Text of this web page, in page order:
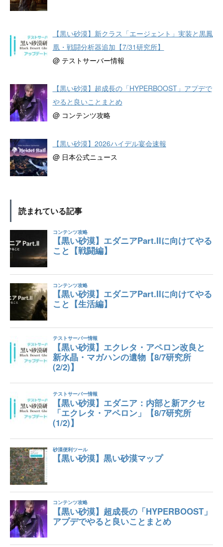
【黒い砂漠】新クラス「エージェント」実装と黒鳳
凰・戦闘分析器追加【7/31研究所】
@ テストサーバー情報
【黒い砂漠】超成長の「HYPERBOOST」アプデで
やると良いことまとめ
@ コンテンツ攻略
【黒い砂漠】2026ハイデル宴会速報
@ 日本公式ニュース
読まれている記事